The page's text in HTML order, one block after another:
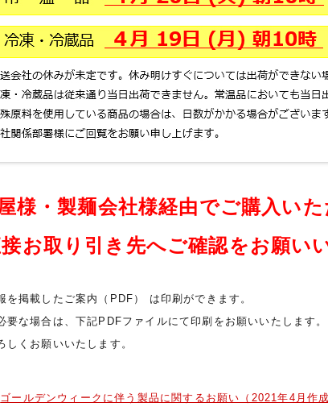
様・製麺会社様経由でご購入いた
取り引き先へご確認をお願いい
を掲載したご案内（PDF） は印刷ができます。
要な場合は、下記PDFファイルにて印刷をお願いいたします。
しくお願いいたします。
ゴールデンウィークに伴う製品に関するお願い（2021年4月作成